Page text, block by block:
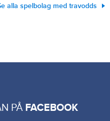
alla spelbolag med travodds
PÅ FACEBOOK